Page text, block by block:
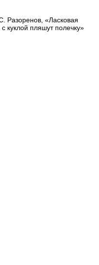
Разоренов, «Ласковая
куклой пляшут полечку»